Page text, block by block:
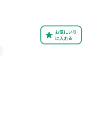
お気にいり
に入れる